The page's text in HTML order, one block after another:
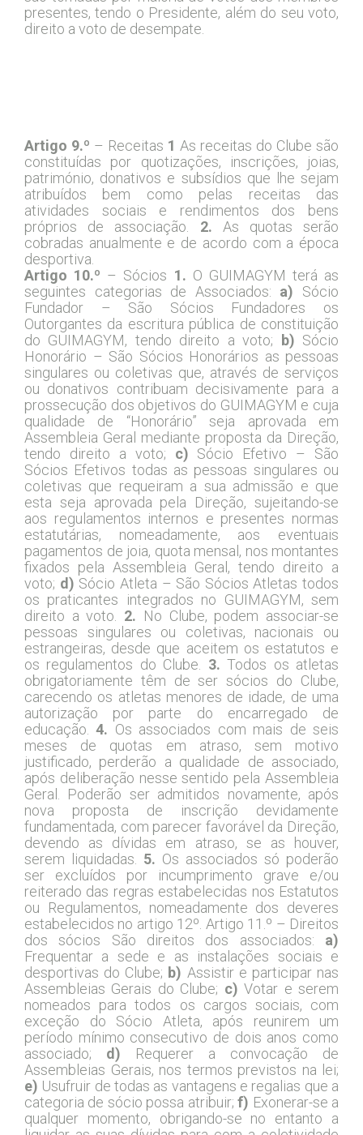
presentes, tendo o Presidente, além do seu voto,
direito a voto de desempate.
Artigo 9.º – Receitas 1 As receitas do Clube são
constituídas por quotizações, inscrições, joias,
património, donativos e subsídios que lhe sejam
atribuídos bem como pelas receitas das
atividades sociais e rendimentos dos bens
próprios de associação. 2. As quotas serão
cobradas anualmente e de acordo com a época
desportiva.
Artigo 10.º – Sócios 1. O GUIMAGYM terá as
seguintes categorias de Associados: a) Sócio
Fundador – São Sócios Fundadores os
Outorgantes da escritura pública de constituição
do GUIMAGYM, tendo direito a voto;
b) Sócio
Honorário – São Sócios Honorários as pessoas
singulares ou coletivas que, através de serviços
ou donativos contribuam decisivamente para a
prossecução dos objetivos do GUIMAGYM e cuja
qualidade de “Honorário” seja aprovada em
Assembleia Geral mediante proposta da Direção,
tendo direito a voto; c) Sócio Efetivo – São
Sócios Efetivos todas as pessoas singulares ou
coletivas que requeiram a sua admissão e que
esta seja aprovada pela Direção, sujeitando-se
aos regulamentos internos e presentes normas
estatutárias, nomeadamente, aos eventuais
pagamentos de joia, quota mensal, nos montantes
fixados pela Assembleia Geral, tendo direito a
voto; d) Sócio Atleta – São Sócios Atletas todos
os praticantes integrados no GUIMAGYM, sem
direito a voto. 2. No Clube, podem associar-se
pessoas singulares ou coletivas, nacionais ou
estrangeiras, desde que aceitem os estatutos e
os regulamentos do Clube. 3. Todos os atletas
obrigatoriamente têm de ser sócios do Clube,
carecendo os atletas menores de idade, de uma
autorização por parte do encarregado de
educação.4. Os associados com mais de seis
meses de quotas em atraso, sem motivo
justificado, perderão a qualidade de associado,
após deliberação nesse sentido pela Assembleia
Geral. Poderão ser admitidos novamente, após
nova proposta de inscrição devidamente
fundamentada, com parecer favorável da Direção,
devendo as dívidas em atraso, se as houver,
serem liquidadas. 5. Os associados só poderão
ser excluídos por incumprimento grave e/ou
reiterado das regras estabelecidas nos Estatutos
ou Regulamentos, nomeadamente dos deveres
estabelecidos no artigo 12º. Artigo 11.º – Direitos
dos sócios São direitos dos associados: a)
Frequentar a sede e as instalações sociais e
desportivas do Clube; b) Assistir e participar nas
Assembleias Gerais do Clube; c) Votar e serem
nomeados para todos os cargos sociais, com
exceção do Sócio Atleta, após reunirem um
período mínimo consecutivo de dois anos como
associado; d) Requerer a convocação de
Assembleias Gerais, nos termos previstos na lei;
e) Usufruir de todas as vantagens e regalias que a
categoria de sócio possa atribuir;f) Exonerar-se a
qualquer momento, obrigando-se no entanto a